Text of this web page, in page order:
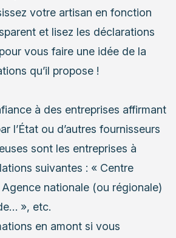
votre artisan en fonction
et lisez les déclarations
vous faire une idée de la
qu’il propose !
à des entreprises affirmant
l’État ou d’autres fournisseurs
sont les entreprises à
suivantes : « Centre
nationale (ou régionale)
», etc.
en amont si vous